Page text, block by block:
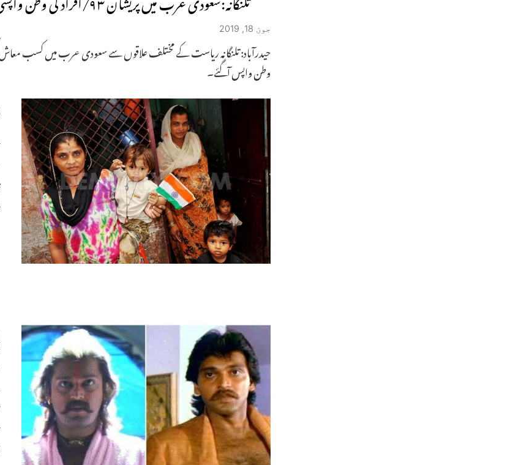
جون 18, 2019
حیدرآباد: تلنگانہ ریاست کے مختلف علاقوں سے سعودی عرب میں کسب معاش
وطن واپس آگئے۔